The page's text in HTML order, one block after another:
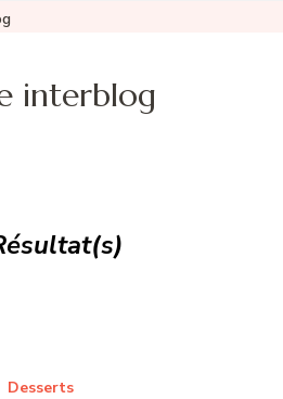
interblog
Desserts